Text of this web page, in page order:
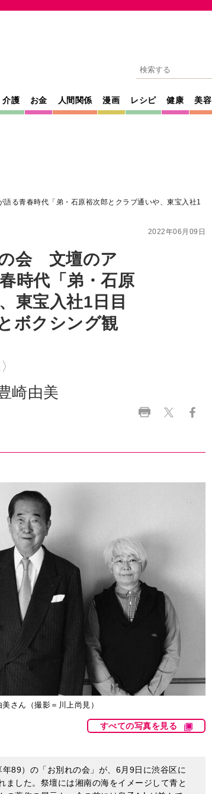
介護 お金 人間関係 漫画 レシピ 健康 美容
会 文壇のア
時代「弟・石原
東宝入社1日目
ボクシング観
美さん（撮影＝川上尚見）
すべての写真を見る
年89）の「お別れの会」が、6月9日に渋谷区に
ました。祭壇には湘南の海をイメージして青と
、豊崎由美／中公文庫）からの抜粋記事を再
尚見）